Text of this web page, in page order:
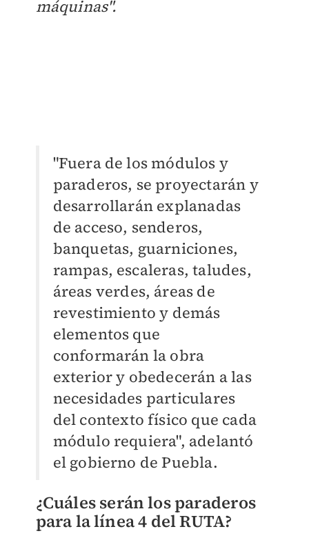
máquinas".
"Fuera de los módulos y
paraderos, se proyectarán y
desarrollarán explanadas
de acceso, senderos,
banquetas, guarniciones,
rampas, escaleras, taludes,
áreas verdes, áreas de
revestimiento y demás
elementos que
conformarán la obra
exterior y obedecerán a las
necesidades particulares
del contexto físico que cada
módulo requiera", adelantó
el gobierno de Puebla.
¿Cuáles serán los paraderos
para la línea 4 del RUTA?